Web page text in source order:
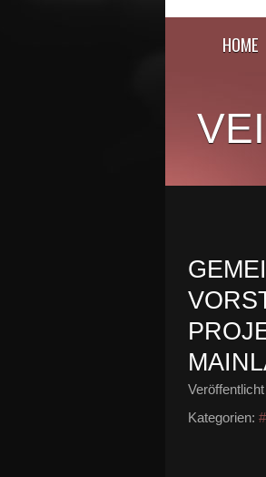
HOME
Kategorien: